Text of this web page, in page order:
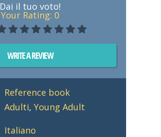
Dai il tuo voto!
Your Rating: 0
WRITE A REVIEW
Reference book
Adulti, Young Adult
Italiano